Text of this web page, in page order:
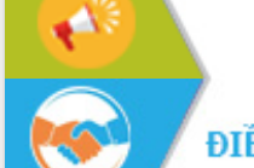
Gặp mặt các cơ quan báo chí nhân Kỷ
niệm 101 năm Ngày Báo chí Cách
mạng Việt Nam
Đắk Lắk sơ kết 4 năm triển khai thực
hiện Đề án 06 của Chính phủ
Họp báo thông tin về Hội nghị Công bố